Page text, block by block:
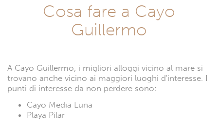
Cosa fare a Cayo
Guillermo
A Cayo Guillermo, i migliori alloggi vicino al mare si
trovano anche vicino ai maggiori luoghi d'interesse. I
punti di interesse da non perdere sono:
Cayo Media Luna
Playa Pilar